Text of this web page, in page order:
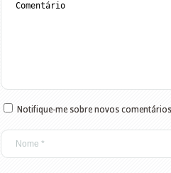
Notifique-me sobre novos comentários